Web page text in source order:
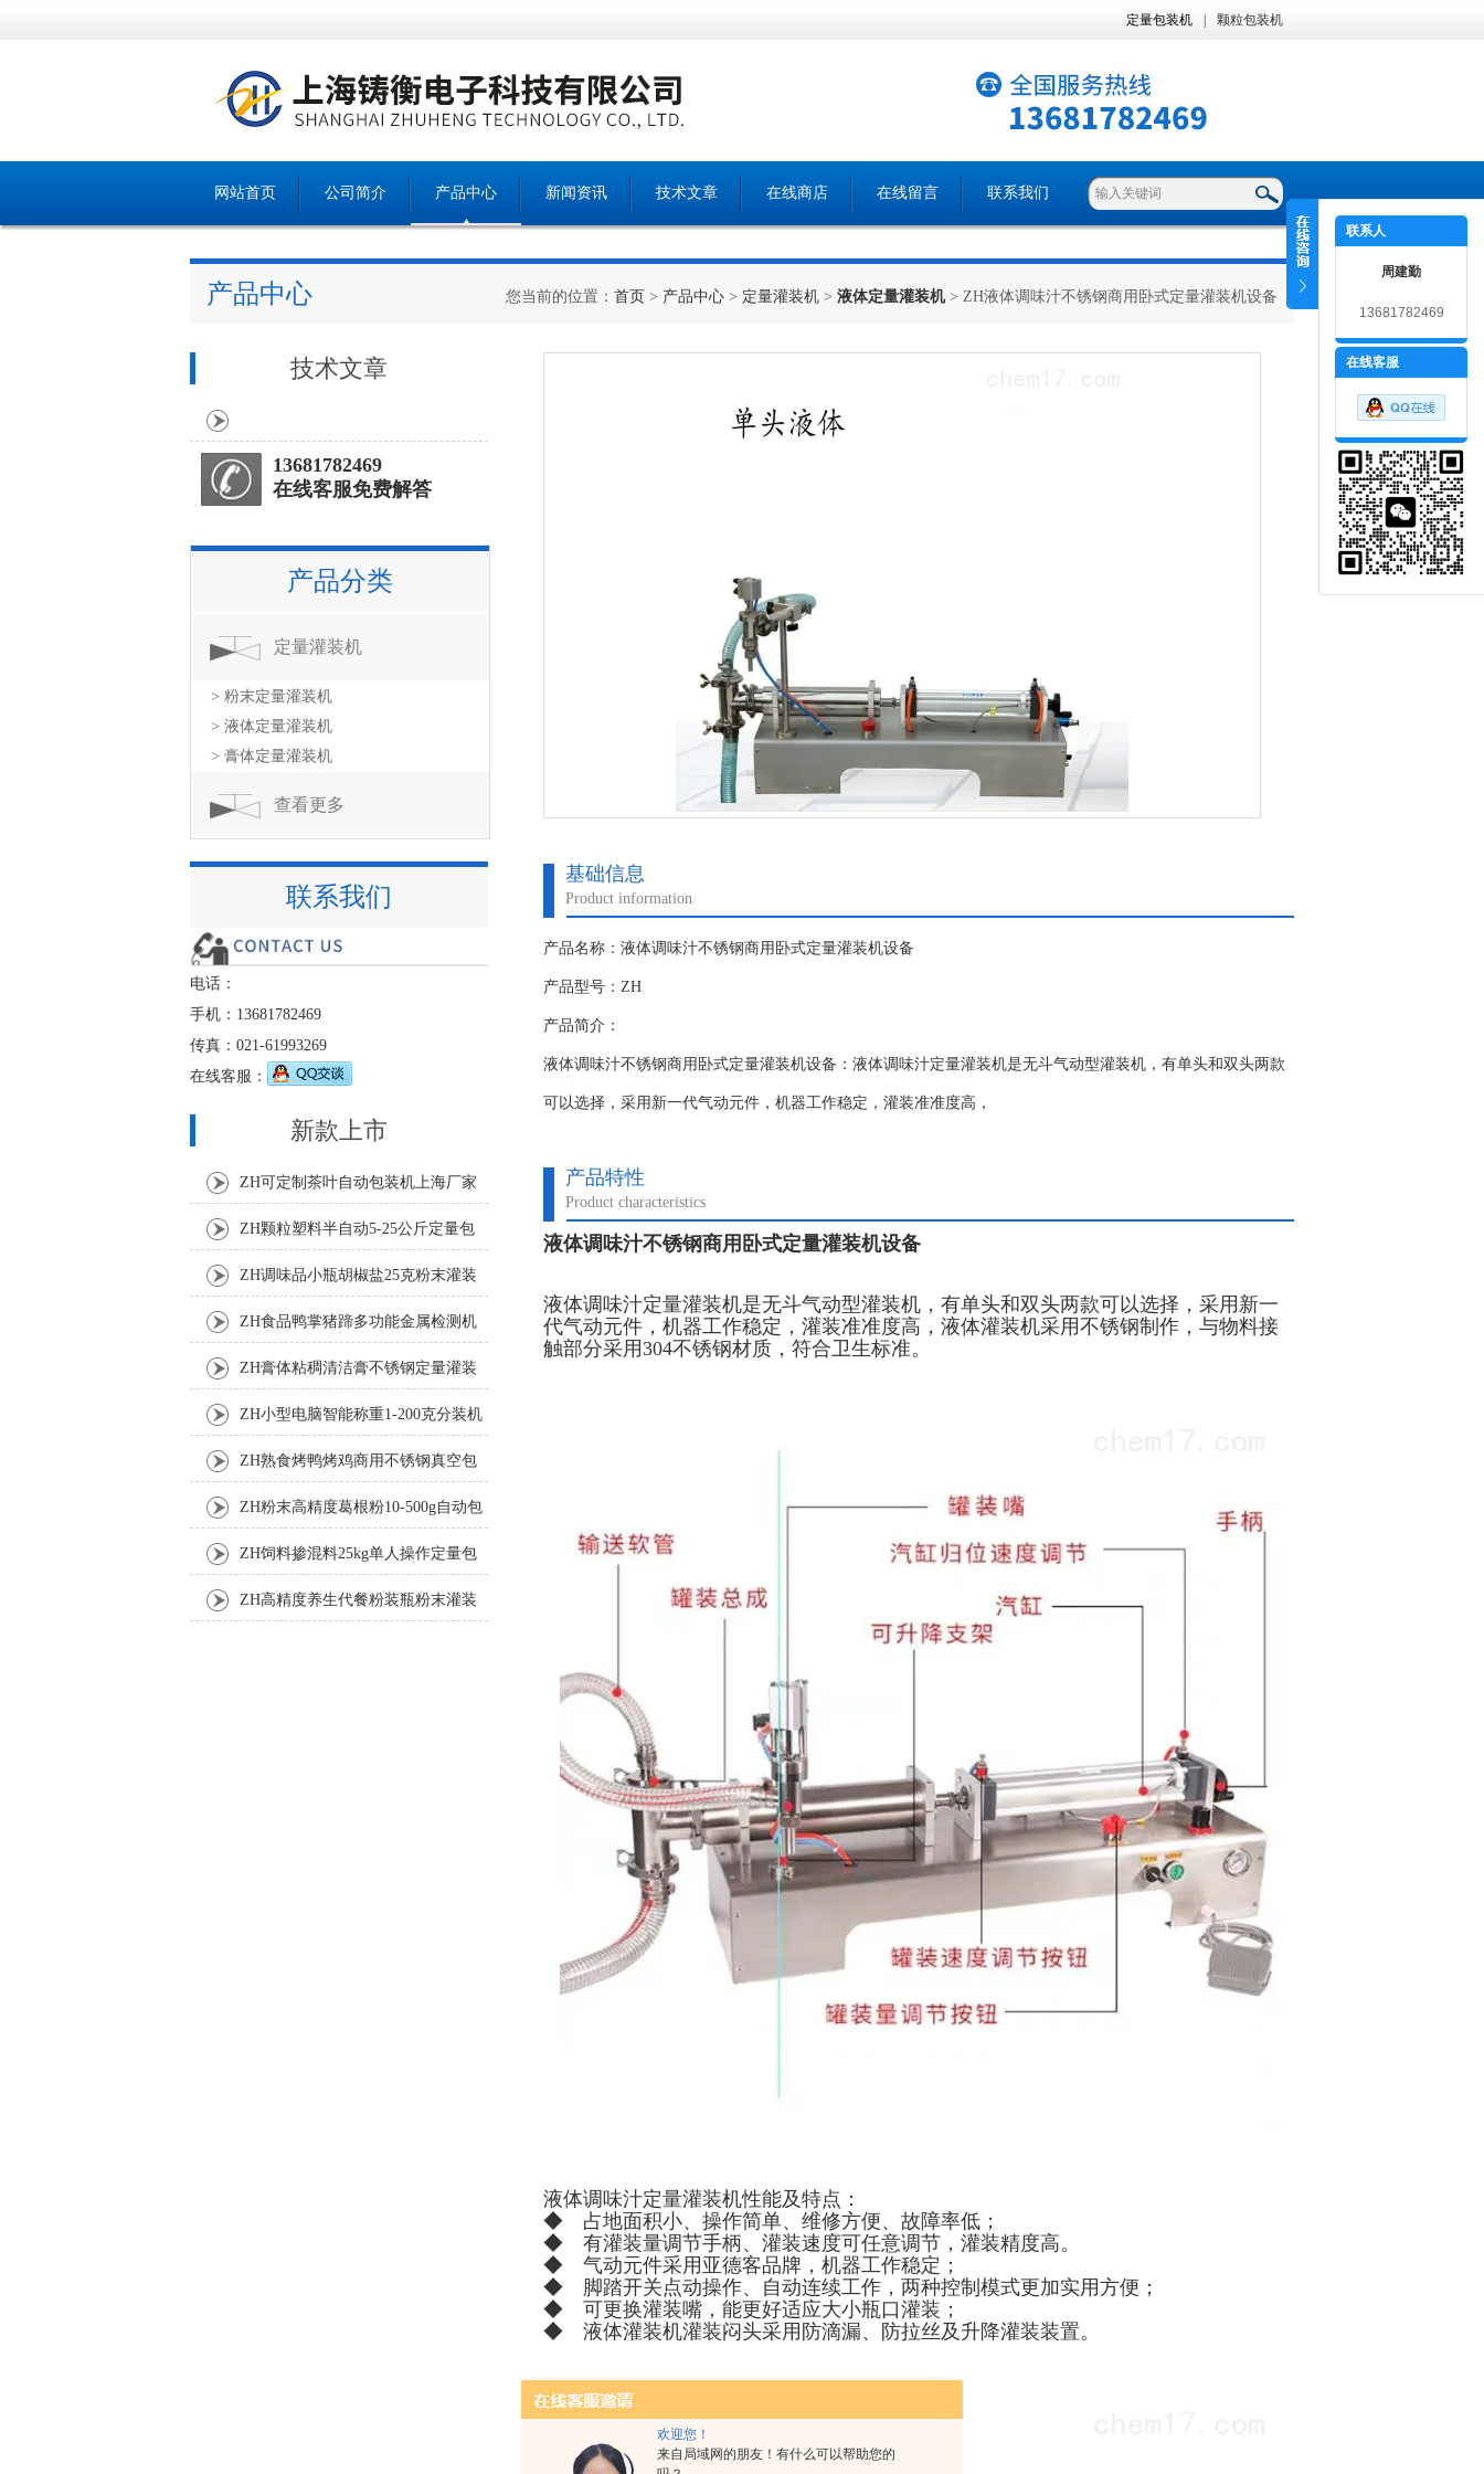
欢迎您！
来自局域网的朋友！有什么可以帮助您的
定量包装机 颗粒包装机
网站首页 公司简介 产品中心 新闻资讯 技术文章 在线商店 在线留言 联系我们
产品中心 您当前的位置： 首页 > 产品中心 > 定量灌装机 > 液体定量灌装机> ZH液体调味汁不锈钢商用卧式定量灌装机设备
基础信息
Product information
产品名称：液体调味汁不锈钢商用卧式定量灌装机设备
产品型号：ZH
产品简介：
液体调味汁不锈钢商用卧式定量灌装机设备：液体调味汁定量灌装机​是无斗气动型灌装机，有单头和双头两款
可以选择，采用新一代气动元件，机器工作稳定，灌装准准度高，
产品特性
Product characteristics
液体调味汁不锈钢商用卧式定量灌装机设备
液体调味汁定量灌装机是无斗气动型灌装机，有单头和双头两款可以选择，采用新一
代气动元件，机器工作稳定，灌装准准度高，液体灌装机采用不锈钢制作，与物料接
触部分采用304不锈钢材质，符合卫生标准。
液体调味汁定量灌装机性能及特点：
◆ 占地面积小、操作简单、维修方便、故障率低；
◆ 有灌装量调节手柄、灌装速度可任意调节，灌装精度高。
◆ 气动元件采用亚德客品牌，机器工作稳定；
◆ 脚踏开关点动操作、自动连续工作，两种控制模式更加实用方便；
◆ 可更换灌装嘴，能更好适应大小瓶口灌装；
◆ 液体灌装机灌装闷头采用防滴漏、防拉丝及升降灌装装置。
技术文章
13681782469
在线客服免费解答
产品分类
定量灌装机
> 粉末定量灌装机
> 液体定量灌装机
> 膏体定量灌装机
查看更多
联系我们
电话：
手机：13681782469
传真：021-61993269
在线客服：
新款上市
ZH可定制茶叶自动包装机上海厂家
ZH颗粒塑料半自动5-25公斤定量包
装机 ZH调味品小瓶胡椒盐25克粉末灌装
ZH食品鸭掌猪蹄多功能金属检测机
ZH膏体粘稠清洁膏不锈钢定量灌装
机厂家 ZH小型电脑智能称重1-200克分装机
ZH熟食烤鸭烤鸡商用不锈钢真空包
装机 ZH粉末高精度葛根粉10-500g自动包
装机 ZH饲料掺混料25kg单人操作定量包
装机 ZH高精度养生代餐粉装瓶粉末灌装
联系人
周建勤
13681782469
在线客服